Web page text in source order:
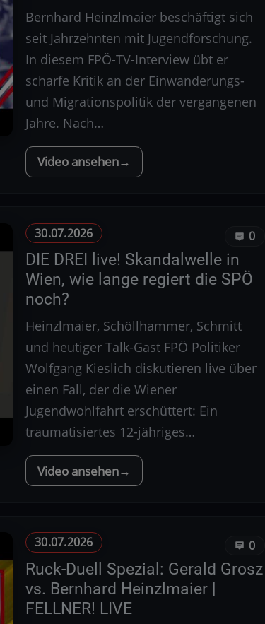
Bernhard Heinzlmaier beschäftigt sich
seit Jahrzehnten mit Jugendforschung.
In diesem FPÖ-TV-Interview übt er
scharfe Kritik an der Einwanderungs-
und Migrationspolitik der vergangenen
Jahre. Nach…
Video ansehen
30.07.2026 0
DIE DREI live! Skandalwelle in
Wien, wie lange regiert die SPÖ
noch?
Heinzlmaier, Schöllhammer, Schmitt
und heutiger Talk-Gast FPÖ Politiker
Wolfgang Kieslich diskutieren live über
einen Fall, der die Wiener
Jugendwohlfahrt erschüttert: Ein
traumatisiertes 12-jähriges…
Video ansehen
30.07.2026 0
Ruck-Duell Spezial: Gerald Grosz
vs. Bernhard Heinzlmaier |
FELLNER! LIVE